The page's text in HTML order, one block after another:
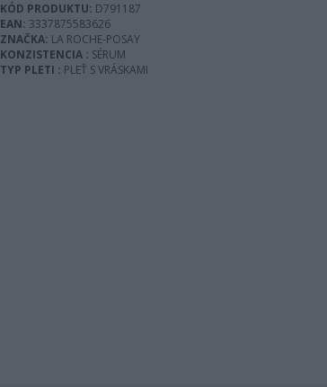
KÓD PRODUKTU: D791187
EAN: 3337875583626
ZNAČKA: LA ROCHE-POSAY
KONZISTENCIA : SÉRUM
TYP PLETI : PLEŤ S VRÁSKAMI